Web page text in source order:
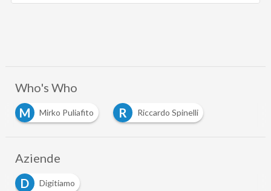
Who's Who
M
Mirko Puliafito R Riccardo Spinelli
Aziende
D
Digitiamo